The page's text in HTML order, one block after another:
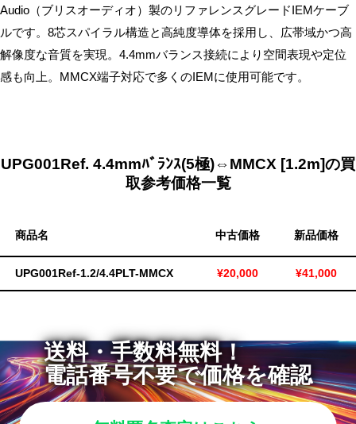
ッ
ハ】
料
ー
ド
Audio（ブリスオーディオ）製のリファレンスグレードIEMケーブ
ルです。8芯スパイラル構造と高純度導体を採用し、広帯域かつ高
解像度な音質を実現。4.4mmバランス接続により空間表現や定位
感も向上。MMCX端子対応で多くのIEMに使用可能です。
UPG001Ref. 4.4mmﾊﾞﾗﾝｽ(5極)⇔MMCX [1.2m]の買
取参考価格一覧
商品名 中古価格 新品価格
UPG001Ref-1.2/4.4PLT-MMCX ¥20,000 ¥41,000
送料・手数料無料！
電話番号不要で価格を確認